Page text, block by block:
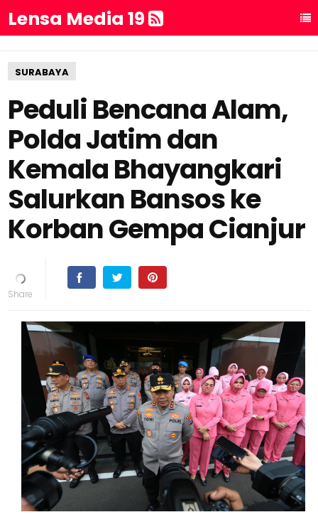
Lensa Media 19
SURABAYA
Peduli Bencana Alam,
Polda Jatim dan
Kemala Bhayangkari
Salurkan Bansos ke
Korban Gempa Cianjur